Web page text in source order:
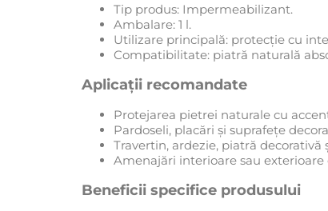
Tip produs: Impermeabilizant.
Ambalare: 1 l.
Utilizare principală: protecție cu
Compatibilitate: piatră naturală
Aplicații recomandate
Protejarea pietrei naturale cu
Pardoseli, placări și suprafețe
Travertin, ardezie, piatră decorativă
Amenajări interioare sau
Beneficii specifice produsului